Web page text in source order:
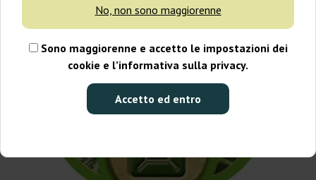
No, non sono maggiorenne
Sono maggiorenne e accetto le impostazioni dei
cookie e l’informativa sulla privacy.
Accetto ed entro